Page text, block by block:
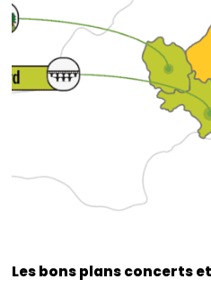
Les bons plans concerts